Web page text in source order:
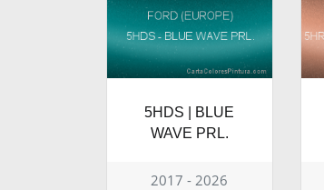
5HDS | BLUE
WAVE PRL.
2017 - 2026